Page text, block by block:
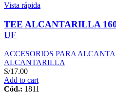
Vista rápida
TEE ALCANTARILLA
UF
ACCESORIOS PARA
ALCANTARILLA
S/17.00
Add to cart
Cód.: 1811